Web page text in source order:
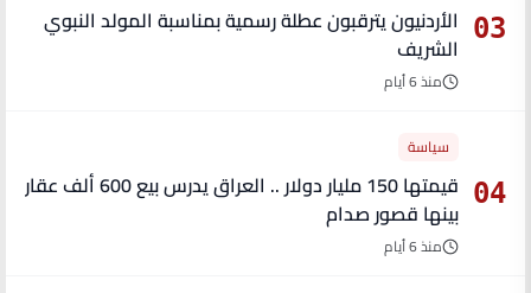
03 الأردنيون يترقبون عطلة رسمية بمناسبة المولد النبوي
الشريف
منذ 6 أيام
04
سياسة
قيمتها 150 مليار دولار .. العراق يدرس بيع 600 ألف عقار
بينها قصور صدام
منذ 6 أيام